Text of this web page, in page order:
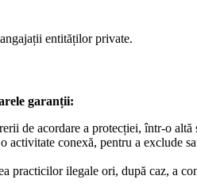
entităților private.
garanții:
de acordare a protecției, într-o
conexă, pentru a exclude
practicilor ilegale ori, după caz, a